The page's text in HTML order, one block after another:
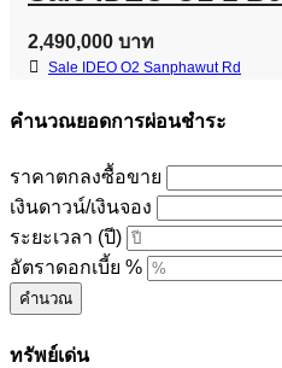
2,490,000 บาท
Sale IDEO O2 Sanphawut Rd
คำนวณยอดการผ่อนชำระ
ราคาตกลงซื้อขาย
เงินดาวน์/เงินจอง
ระยะเวลา (ปี)
อัตราดอกเบี้ย %
คำนวณ
ทรัพย์เด่น